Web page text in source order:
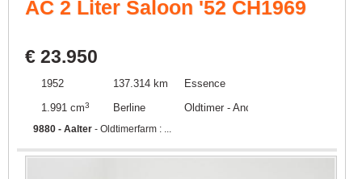
AC 2 Liter Saloon '52 CH1969
€ 23.950
1952 137.314 km
Essence
1.991 cm3 Berline Oldtimer - Ancêtre
9880 - Aalter - Oldtimerfarm : ...